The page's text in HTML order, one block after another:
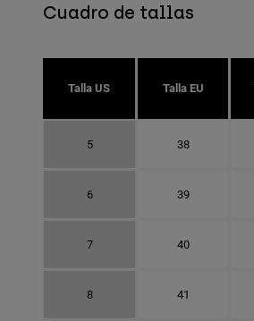
Cuadro de tallas
Talla US Talla EU
5 38
6 39
7 40
8 41